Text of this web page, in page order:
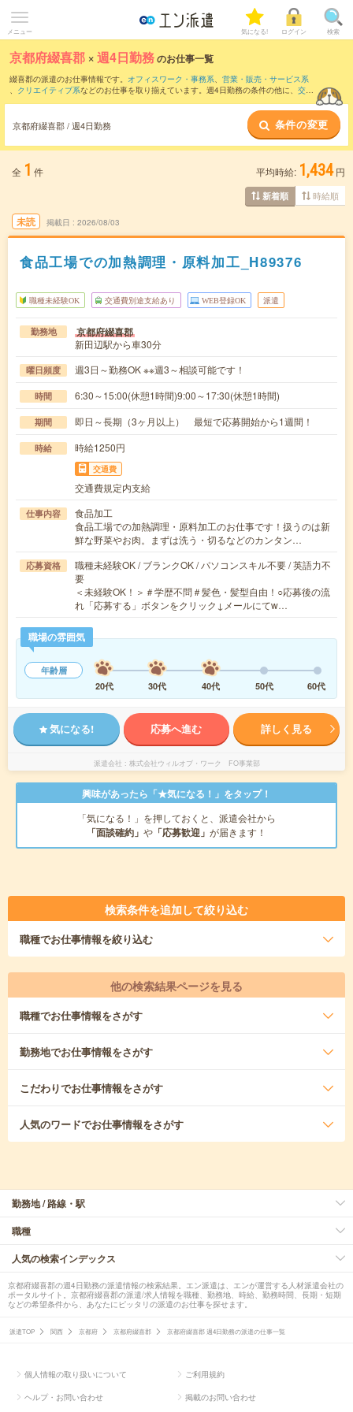
メニュー 気になる! ログイン 検索
京都府綴喜郡 ×週4日勤務のお仕事一覧
綴喜郡の派遣のお仕事情報です。 オフィスワーク・事務系、 営業・販売・サービス系
、 クリエイティブ系などのお仕事を取り揃えています。週4日勤務の条件の他に、 交通
京都府綴喜郡 / 週4日勤務 条件の変更
全 1 件 平均時給: 1,434 円
新着順 時給順
未読 掲載日 2026/08/03
食品工場での加熱調理・原料加工_H89376
職種未経験OK 交通費別途支給あり WEB登録OK 派遣
勤務地 京都府綴喜郡
新田辺駅から車30分
曜日頻度 週3日～勤務OK ※※週3～相談可能です！
時間 6:30～15:00(休憩1時間)9:00～17:30(休憩1時間)
期間 即日～長期（3ヶ月以上） 最短で応募開始から1週間！
時給 時給1250円
交通費
交通費規定内支給
仕事内容
食品加工
食品工場での加熱調理・原料加工のお仕事です！扱うのは新
鮮な野菜やお肉。まずは洗う・切るなどのカンタン…
応募資格
職種未経験OK / ブランクOK / パソコンスキル不要 / 英語力不
要
＜未経験OK！＞＃学歴不問＃髪色・髪型自由！○応募後の流
れ「応募する」ボタンをクリック↓メールにてw…
職場の雰囲気
年齢層
20代
30代 40代 50代 60代
気になる! 応募へ進む 詳しく見る
派遣会社 株式会社ウィルオブ・ワーク FO事業部
興味があったら「★気になる！」をタップ！
「気になる！」を押しておくと、派遣会社から
「面談確約」 や 「応募歓迎」 が届きます！
検索条件を追加して絞り込む
職種でお仕事情報を絞り込む
他の検索結果ページを見る
職種でお仕事情報をさがす
勤務地でお仕事情報をさがす
こだわりでお仕事情報をさがす
人気のワードでお仕事情報をさがす
勤務地 / 路線・駅
職種
人気の検索インデックス
京都府綴喜郡の週4日勤務の派遣情報の検索結果。エン派遣は、エンが運営する人材派遣会社の
ポータルサイト。京都府綴喜郡の派遣/求人情報を職種、勤務地、時給、勤務時間、長期・短期
などの希望条件から、あなたにピッタリの派遣のお仕事を探せます。
派遣TOP 関西 京都府 京都府綴喜郡 京都府綴喜郡 週4日勤務の派遣の仕事一覧
個人情報の取り扱いについて ご利用規約
ヘルプ・お問い合わせ 掲載のお問い合わせ